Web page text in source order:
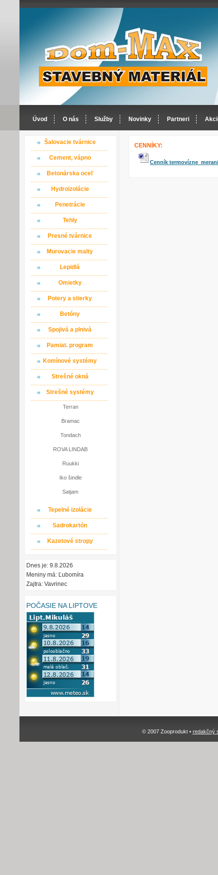
Úvod O nás Služby Novinky Partneri
Šalovacie tvárnice
Cement, vápno
Betonárska oceľ
Hydroizolácie
Penetrácie
Tehly
Presné tvárnice
Murovacie malty
Lepidlá
Omietky
Potery a stierky
Betóny
Spojivá a plnivá
Pamiat. program
Komínové systémy
Strešné okná
Strešné systémy
Terran
Bramac
Tondach
ROVA LINDAB
Ruukki
Iko šindle
Satjam
Tepelné izolácie
Sadrokartón
Kazetové stropy
Dnes je: 9.8.2026
Meniny má: Ľubomíra
Zajtra: Vavrinec
POČASIE NA LIPTOVE
CENNÍKY:
Cenník termovízne
© 2007 Zooprodukt • redakčný